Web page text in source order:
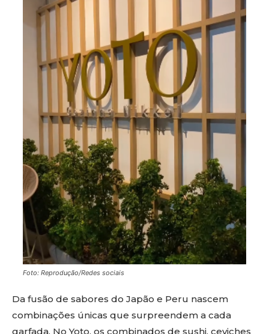
Foto: Reprodução/Redes sociais
Da fusão de sabores do Japão e Peru nascem
combinações únicas que surpreendem a cada
garfada. No Yoto, os combinados de sushi, ceviches